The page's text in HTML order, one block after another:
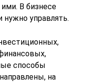
В бизнесе
управлять.
способы
на